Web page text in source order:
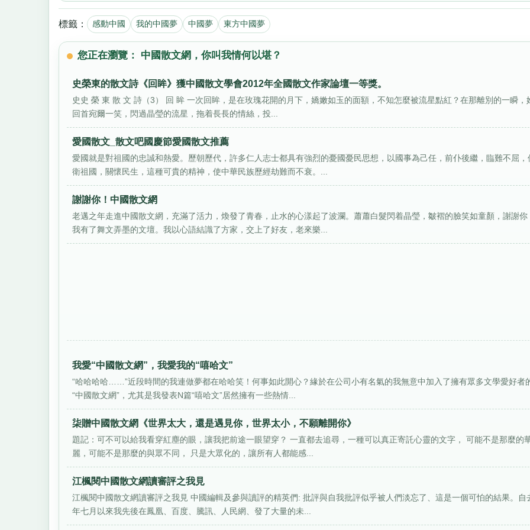
標籤： 感動中國 我的中國夢 中國夢 東方中國夢
您正在瀏覽： 中國散文網，你叫我情何以堪？
史榮東的散文詩《回眸》獲中國散文學會2012年全國散文作家論壇一等獎。
史史 榮 東 散 文 詩（3） 回 眸 一次回眸，是在玫瑰花開的月下，嬌嫩如玉的面額，不知怎麼被流星點紅？在那離別的一瞬，
回首宛爾一笑，閃過晶瑩的流星，拖着長長的情絲，投...
愛國散文_散文吧國慶節愛國散文推薦
愛國就是對祖國的忠誠和熱愛。歷朝歷代，許多仁人志士都具有強烈的憂國憂民思想，以國事為己任，前仆後繼，臨難不屈，
衛祖國，關懷民生，這種可貴的精神，使中華民族歷經劫難而不衰。...
謝謝你！中國散文網
老邁之年走進中國散文網，充滿了活力，煥發了青春，止水的心漾起了波瀾。蕭蕭白髮閃着晶瑩，皺褶的臉笑如童顏，謝謝你
我有了舞文弄墨的文壇。我以心語結識了方家，交上了好友，老來樂...
我愛“中國散文網”，我愛我的“嘻哈文”
“哈哈哈哈……”近段時間的我連做夢都在哈哈笑！何事如此開心？緣於在公司小有名氣的我無意中加入了擁有眾多文學愛好者
“中國散文網”，尤其是我發表N篇“嘻哈文”居然擁有一些熱情...
柒贈中國散文網《世界太大，還是遇見你，世界太小，不願離開你》
題記：可不可以給我看穿紅塵的眼，讓我把前途一眼望穿？ 一直都去追尋，一種可以真正寄託心靈的文字， 可能不是那麼的
麗，可能不是那麼的與眾不同， 只是大眾化的，讓所有人都能感...
江楓閱中國散文網讀審評之我見
江楓閱中國散文網讀審評之我見 中國編輯及參與讀評的精英們: 批評與自我批評似乎被人們淡忘了、這是一個可怕的結果。自
年七月以來我先後在鳳凰、百度、騰訊、人民網、發了大量的未...